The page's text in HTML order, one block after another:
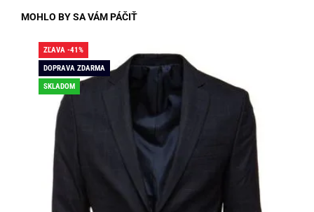
MOHLO BY SA VÁM PÁČIŤ
ZĽAVA -41%
DOPRAVA ZDARMA
SKLADOM